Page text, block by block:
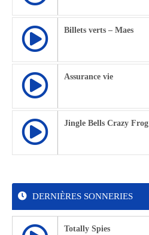
Billets verts – Maes
Assurance vie
Jingle Bells Crazy Frog
DERNIÈRES SONNERIES
Totally Spies